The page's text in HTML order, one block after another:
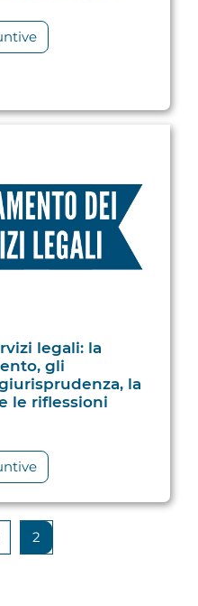
legali: la
gli
la
le riflessioni
precedente
1
2Pagina 2